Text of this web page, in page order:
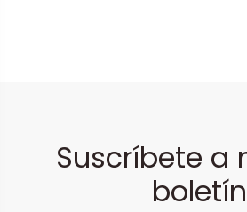
Suscríbete a
boletín